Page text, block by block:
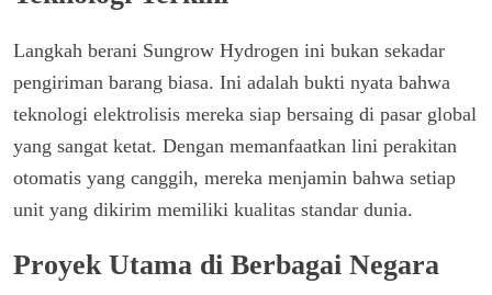
Langkah berani Sungrow Hydrogen ini bukan sekadar
pengiriman barang biasa. Ini adalah bukti nyata bahwa
teknologi elektrolisis mereka siap bersaing di pasar global
yang sangat ketat. Dengan memanfaatkan lini perakitan
otomatis yang canggih, mereka menjamin bahwa setiap
unit yang dikirim memiliki kualitas standar dunia.
Proyek Utama di Berbagai Negara